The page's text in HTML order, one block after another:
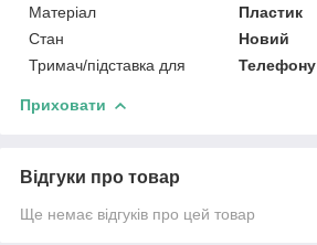
Матеріал
Пластик
Стан
Новий
Тримач/підставка для
Телефону
Приховати
Відгуки про товар
Ще немає відгуків про цей товар